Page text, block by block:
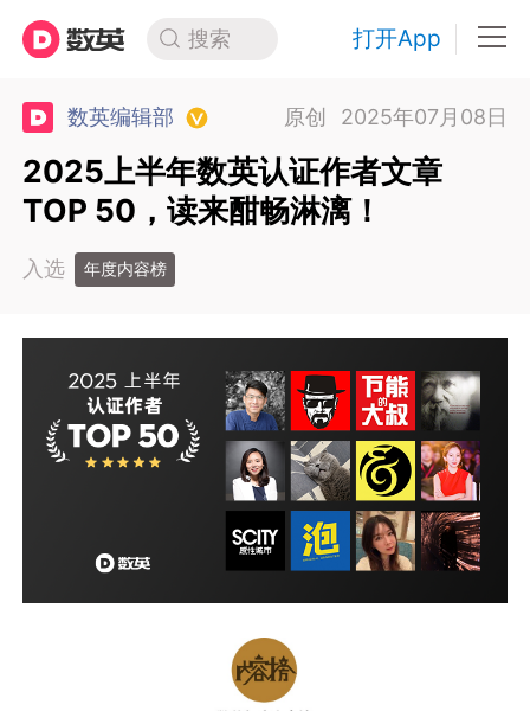
搜索 打开App
数英编辑部 原创 2025年07月08日
2025上半年数英认证作者文章
TOP 50，读来酣畅淋漓！
入选 年度内容榜